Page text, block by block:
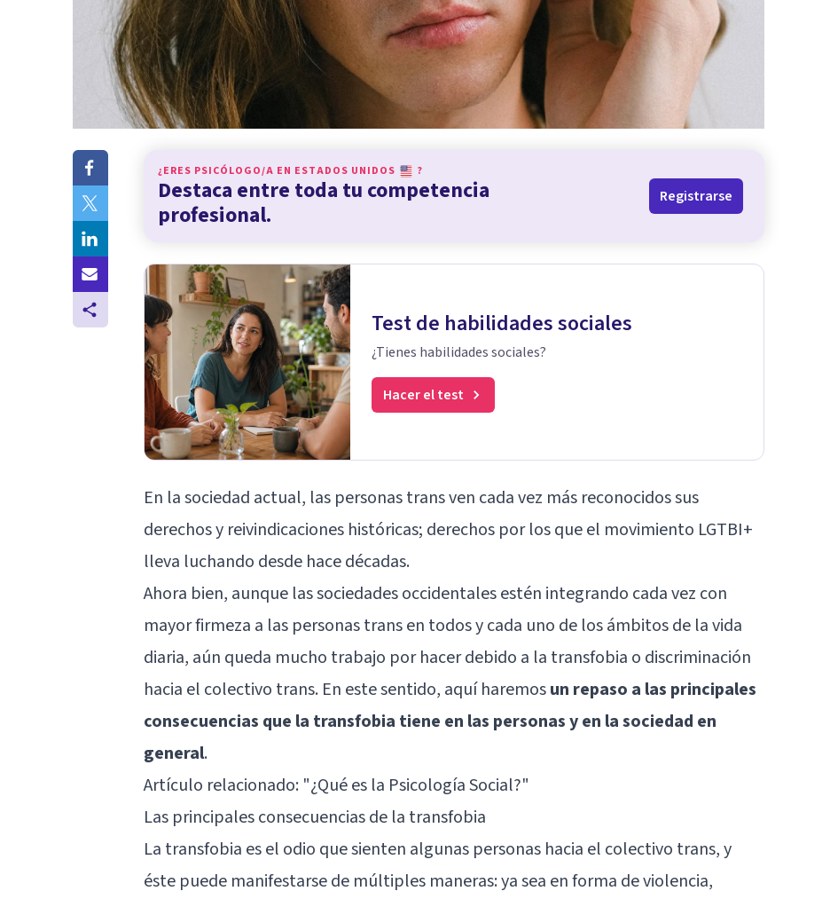
¿ERES PSICÓLOGO/A EN ESTADOS UNIDOS ?
Destaca entre toda tu competencia
profesional.
Registrarse
Test de habilidades sociales
¿Tienes habilidades sociales?
Hacer el test
En la sociedad actual, las personas trans ven cada vez más reconocidos sus
derechos y reivindicaciones históricas; derechos por los que el movimiento LGTBI+
lleva luchando desde hace décadas.
Ahora bien, aunque las sociedades occidentales estén integrando cada vez con
mayor firmeza a las personas trans en todos y cada uno de los ámbitos de la vida
diaria, aún queda mucho trabajo por hacer debido a la transfobia o discriminación
hacia el colectivo trans. En este sentido, aquí haremosun repaso a las principales
consecuencias que la transfobia tiene en las personas y en la sociedad en
general.
Artículo relacionado: "¿Qué es la Psicología Social?"
Las principales consecuencias de la transfobia
La transfobia es el odio que sienten algunas personas hacia el colectivo trans, y
éste puede manifestarse de múltiples maneras: ya sea en forma de violencia,